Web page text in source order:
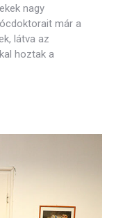
nagy
már a
látva az
hoztak a